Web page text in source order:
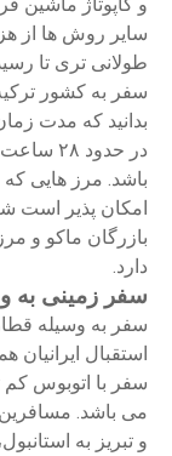
سایر روش ها از
طولانی تری تا
سفر به کشور
باشد. مرز هایی
امکان پذیر است
بازرگان ماکو و
دارد.
سفر زمینی به
سفر به وسیله
استقبال ایرانیان
می باشد.
و تبریز به